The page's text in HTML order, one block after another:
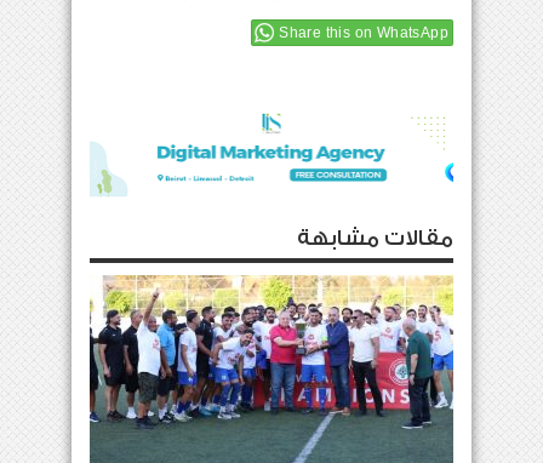
Share this on WhatsApp
مقالات مشابهة